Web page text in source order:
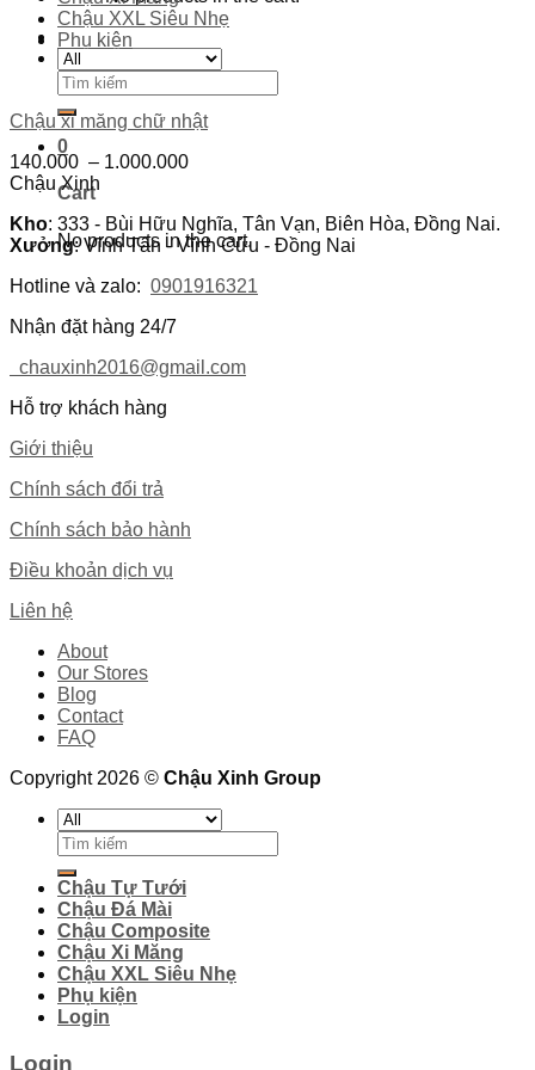
Search
for:
0
Cart
No products in the cart.
Chậu XXL Siêu Nhẹ
Phụ kiện
Chậu xi măng chữ nhật
140.000 – 1.000.000
Chậu Xinh
Kho: 333 - Bùi Hữu Nghĩa, Tân Vạn, Biên Hòa, Đồng Nai.
Xưởng: Vĩnh Tân - Vĩnh Cửu - Đồng Nai
Hotline và zalo: 0901916321
Nhận đặt hàng 24/7
chauxinh2016@gmail.com
Hỗ trợ khách hàng
Giới thiệu
Chính sách đổi trả
Chính sách bảo hành
Điều khoản dịch vụ
Liên hệ
About
Our Stores
Blog
Contact
FAQ
Copyright 2026 © Chậu Xinh Group
Search
for:
Chậu Tự Tưới
Chậu Đá Mài
Chậu Composite
Chậu Xi Măng
Chậu XXL Siêu Nhẹ
Phụ kiện
Login
Login